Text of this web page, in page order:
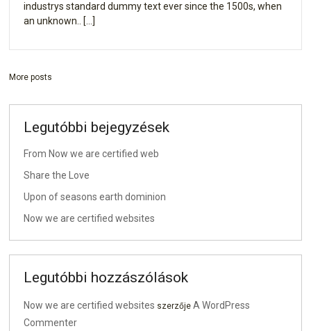
industrys standard dummy text ever since the 1500s, when
an unknown.. […]
More posts
Legutóbbi bejegyzések
From Now we are certified web
Share the Love
Upon of seasons earth dominion
Now we are certified websites
Legutóbbi hozzászólások
Now we are certified websites szerzője A WordPress
Commenter